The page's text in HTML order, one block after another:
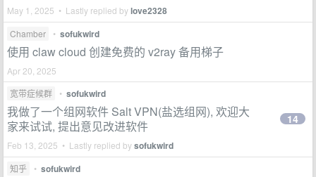
May 1, 2025 • Lastly replied bylove2328
Chamber • sofukwird
使用 claw cloud 创建免费的 v2ray 备用梯子
Apr 20, 2025
宽带症候群
• sofukwird
我做了一个组网软件 Salt VPN(盐选组网), 欢迎大
家来试试, 提出意见改进软件
Feb 13, 2025 • Lastly replied bysofukwird
14
知乎 • sofukwird